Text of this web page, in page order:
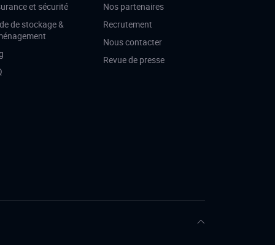
et sécurité
de stockage &
Nos partenaires
Recrutement
Nous contacter
Revue de presse